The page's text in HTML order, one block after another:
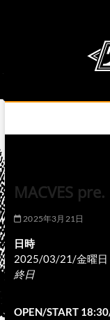
MACVES
2025年3月21日
日時
2025/03/21/金曜日
終日
OPEN/START